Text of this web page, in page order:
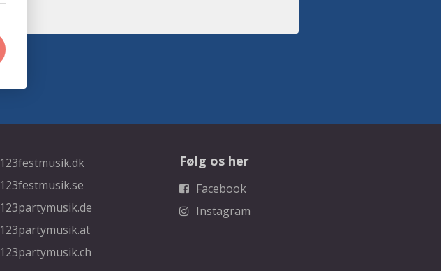
123festmusik.dk
123festmusik.se
123partymusik.de
123partymusik.at
123partymusik.ch
Følg os her
Facebook
Instagram